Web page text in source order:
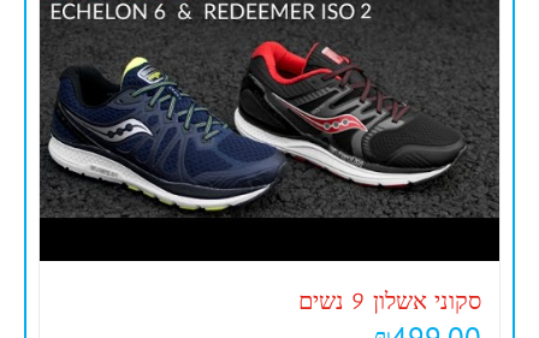
סקוני אשלון 9 נשים